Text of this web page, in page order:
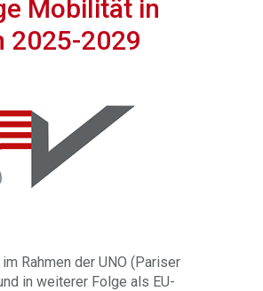
Mobilität in
2025-2029
Rahmen der UNO (Pariser
in weiterer Folge als EU-